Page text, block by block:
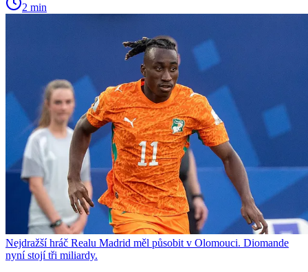
2 min
Nejdražší hráč Realu Madrid měl působit v Olomouci. Diomande
nyní stojí tři miliardy.